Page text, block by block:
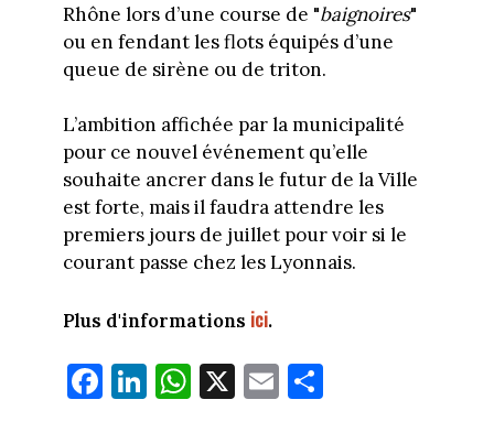
Rhône lors d’une course de "baignoires"
ou en fendant les flots équipés d’une
queue de sirène ou de triton.
L’ambition affichée par la municipalité
pour ce nouvel événement qu’elle
souhaite ancrer dans le futur de la Ville
est forte, mais il faudra attendre les
premiers jours de juillet pour voir si le
courant passe chez les Lyonnais.
Plus d'informations ici.
Fa
ce
Li
nk
W
ha
X E
m
Pa
rt